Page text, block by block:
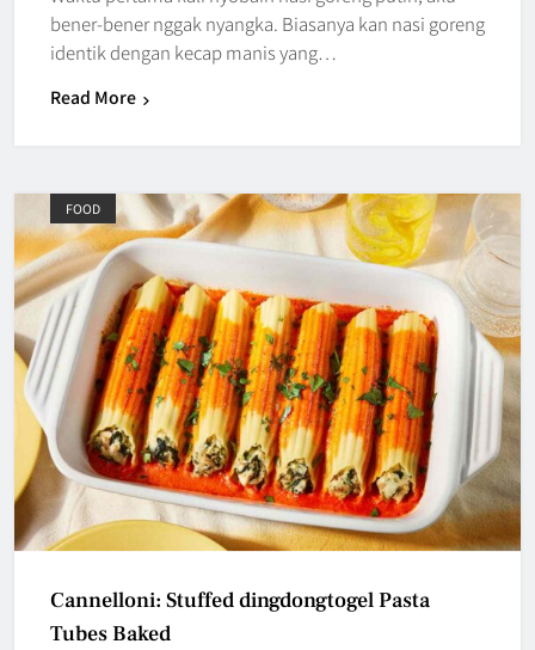
bener-bener nggak nyangka. Biasanya kan nasi goreng
identik dengan kecap manis yang…
Read More
FOOD
Cannelloni: Stuffed dingdongtogel Pasta
Tubes Baked